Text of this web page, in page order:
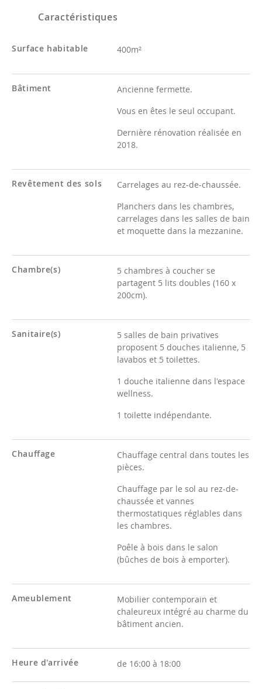
Caractéristiques
Surface habitable 400m²
Bâtiment
Ancienne fermette.
Vous en êtes le seul occupant.
Dernière rénovation réalisée en
2018.
Revêtement des sols
Carrelages au rez-de-chaussée.
Planchers dans les chambres,
carrelages dans les salles de bain
et moquette dans la mezzanine.
Chambre(s)
5 chambres à coucher se
partagent 5 lits doubles (160 x
200cm).
Sanitaire(s)
5 salles de bain privatives
proposent 5 douches italienne, 5
lavabos et 5 toilettes.
1 douche italienne dans l'espace
wellness.
1 toilette indépendante.
Chauffage
Chauffage central dans toutes les
pièces.
Chauffage par le sol au rez-de-
chaussée et vannes
thermostatiques réglables dans
les chambres.
Poêle à bois dans le salon
(bûches de bois à emporter).
Ameublement
Mobilier contemporain et
chaleureux intégré au charme du
bâtiment ancien.
Heure d'arrivée de 16:00 à 18:00